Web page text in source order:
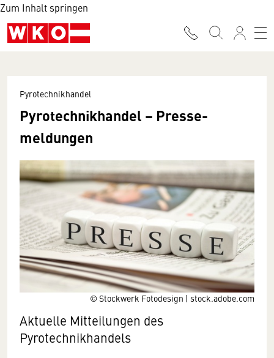
Zum Inhalt springen
© Stockwerk Fotodesign | stock.adobe.com
Pyrotechnikhandel
Pyrotechnik­handel – Presse­
meldungen
Aktuelle Mitteilungen des
Pyrotechnikhandels